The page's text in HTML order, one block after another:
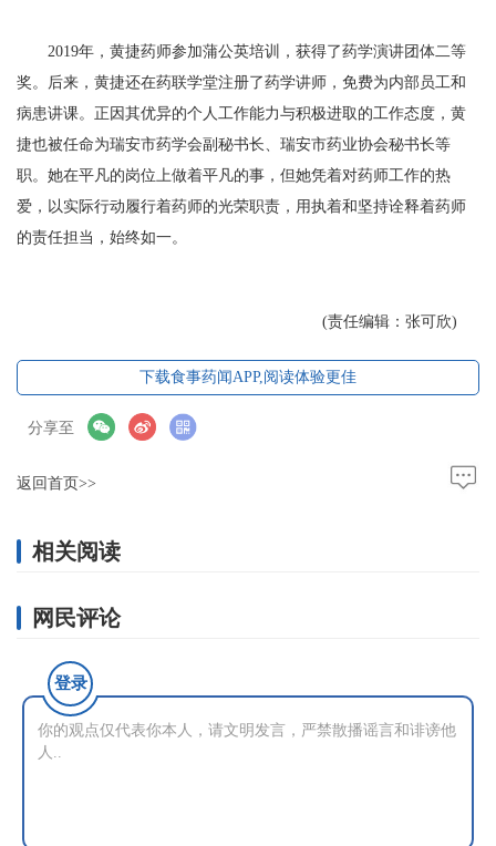
2019年，黄捷药师参加蒲公英培训，获得了药学演讲团体二等
奖。后来，黄捷还在药联学堂注册了药学讲师，免费为内部员工和
病患讲课。正因其优异的个人工作能力与积极进取的工作态度，黄
捷也被任命为瑞安市药学会副秘书长、瑞安市药业协会秘书长等
职。她在平凡的岗位上做着平凡的事，但她凭着对药师工作的热
爱，以实际行动履行着药师的光荣职责，用执着和坚持诠释着药师
的责任担当，始终如一。
(责任编辑：张可欣)
下载食事药闻APP,阅读体验更佳
分享至
返回首页>>
相关阅读
网民评论
登录